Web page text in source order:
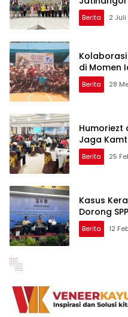
Berita 2 Juli
Kolaborasi
di Momen
Berita 28
Humoriezt
Jaga
Berita 25
Kasus
Dorong
Berita 12